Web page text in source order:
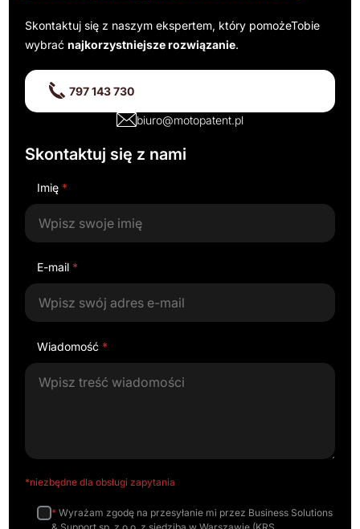
Skontaktuj się z naszym ekspertem, który pomożeTobie
wybraćnajkorzystniejsze rozwiązanie.
797 143 730
biuro@motopatent.pl
Skontaktuj się z nami
Imię *
E-mail *
Wiadomość *
*niezbędne dla obsługi zapytania
* Wyrażam zgodę na przesyłanie mi przez Business Solutions